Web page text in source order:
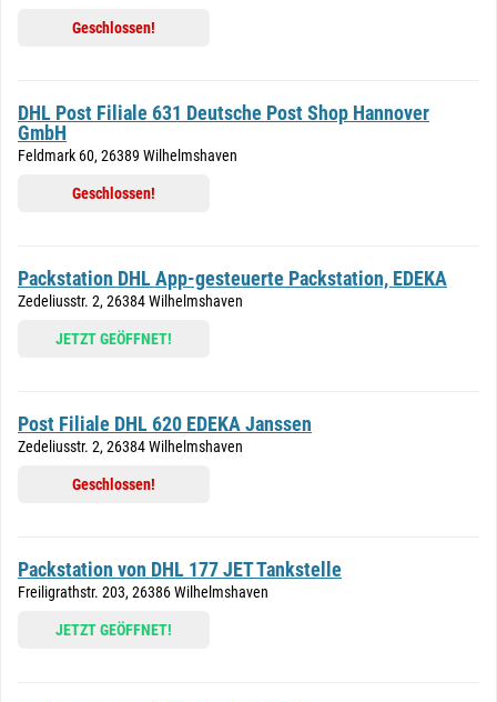
Geschlossen!
DHL Post Filiale 631 Deutsche Post Shop Hannover
GmbH
Feldmark 60, 26389 Wilhelmshaven
Geschlossen!
Packstation DHL App-gesteuerte Packstation, EDEKA
Zedeliusstr. 2, 26384 Wilhelmshaven
JETZT GEÖFFNET!
Post Filiale DHL 620 EDEKA Janssen
Zedeliusstr. 2, 26384 Wilhelmshaven
Geschlossen!
Packstation von DHL 177 JET Tankstelle
Freiligrathstr. 203, 26386 Wilhelmshaven
JETZT GEÖFFNET!